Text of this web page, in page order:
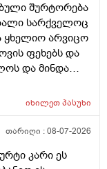
შურტორება
სარქველოც
არვიცო
ფეხებს და
და მინდა
ვერ
თუ თავის
და უბნის
იხილეთპასუხი
თარიღი :08-07-2026
კარი ეს